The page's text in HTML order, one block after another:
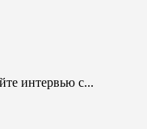
интервью с...